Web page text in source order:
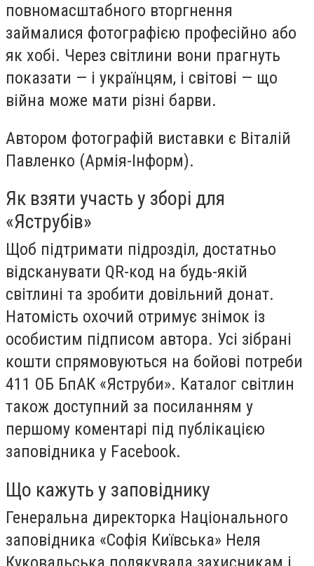
повномасштабного вторгнення
займалися фотографією професійно або
як хобі. Через світлини вони прагнуть
показати — і українцям, і світові — що
війна може мати різні барви.
Автором фотографій виставки є Віталій
Павленко (Армія-Інформ).
Як взяти участь у зборі для
«Яструбів»
Щоб підтримати підрозділ, достатньо
відсканувати QR-код на будь-якій
світлині та зробити довільний донат.
Натомість охочий отримує знімок із
особистим підписом автора. Усі зібрані
кошти спрямовуються на бойові потреби
411 ОБ БпАК «Яструби». Каталог світлин
також доступний за посиланням у
першому коментарі під публікацією
заповідника у Facebook.
Що кажуть у заповіднику
Генеральна директорка Національного
заповідника «Софія Київська» Неля